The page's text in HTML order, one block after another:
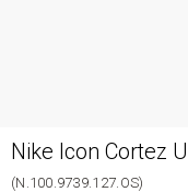
Nike Icon Cortez
(N.100.9739.127.OS)